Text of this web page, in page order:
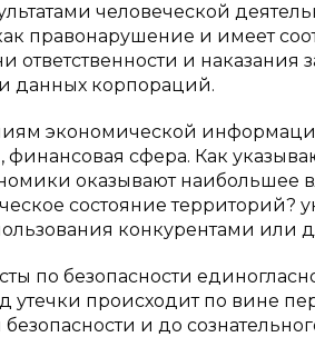
человеческой
правонарушение и имеет
ответственности и наказания
данных корпораций.
экономической
сфера. Как
оказывают наибольшее
состояние территорий?
конкурентами или
по безопасности
происходит по вине
и до